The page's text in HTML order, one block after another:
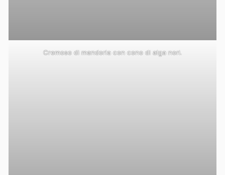
Cremoso di mandorla con cono di alga nori.